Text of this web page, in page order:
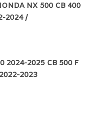
NX 500 CB 400
2024 /
2024-2025 CB 500 F
2023